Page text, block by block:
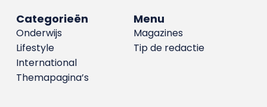
Menu
Magazines
Tip de redactie
Categorieën
Onderwijs
Lifestyle
International
Themapagina’s